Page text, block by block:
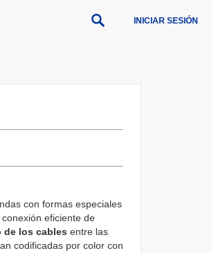
INICIAR SESIÓN
con formas especiales
eficiente de
de los cables entre las
codificadas por color con